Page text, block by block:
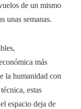
de un mismo
unas semanas.
más
la humanidad con
estas
espacio deja de